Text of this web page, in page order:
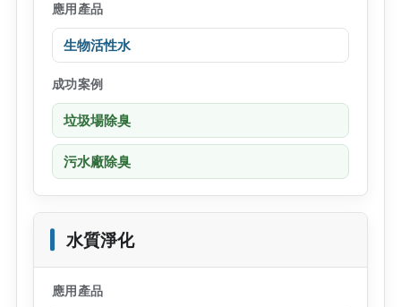
應用產品
生物活性水
成功案例
垃圾場除臭
污水廠除臭
水質淨化
應用產品